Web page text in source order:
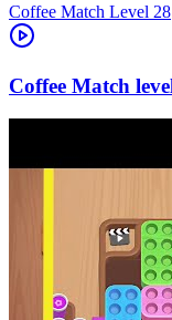
Level 28